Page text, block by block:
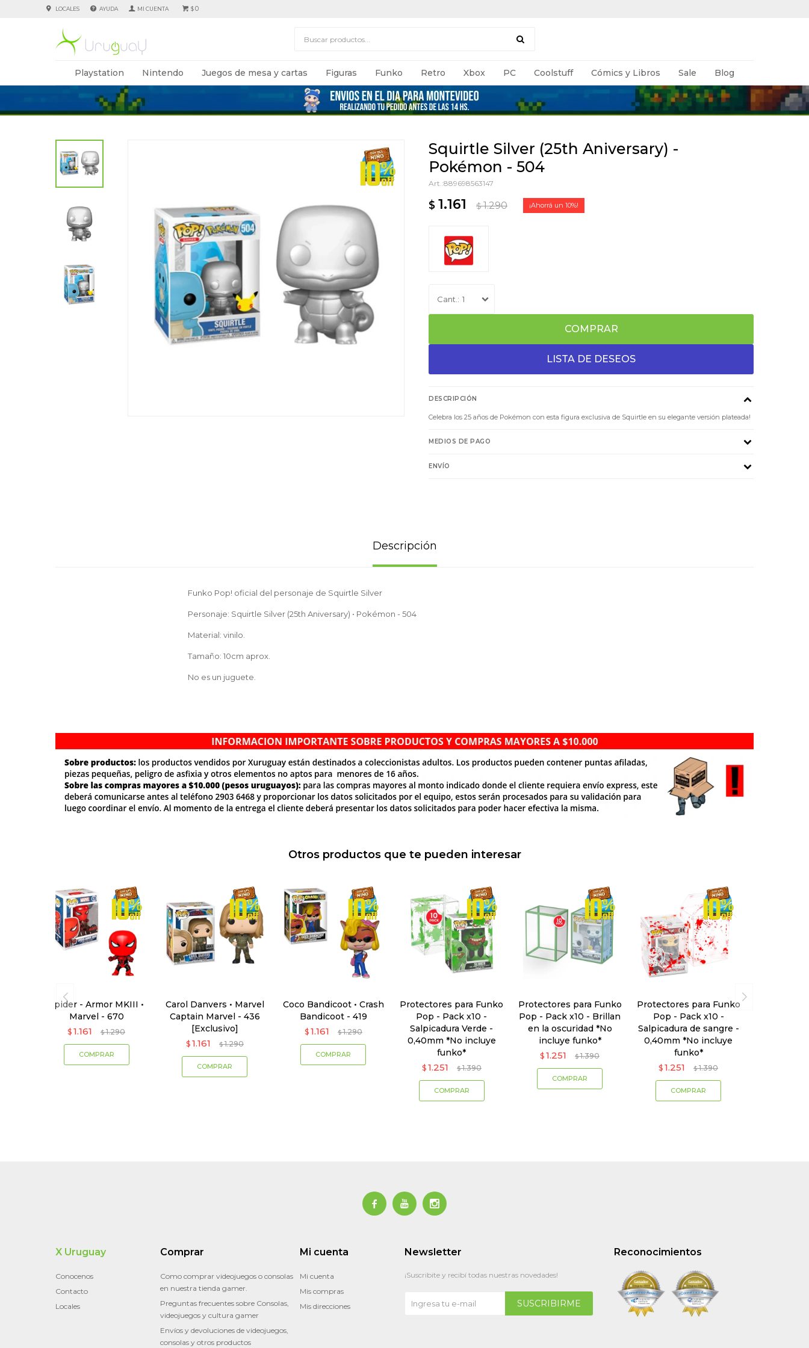
Playstation Nintendo Juegos de mesa y cartas Figuras Funko Retro Xbox PC Coolstuff Cómics y Libros Sale Blog
$0
LOCALES AYUDA
Squirtle Silver (25th Aniversary) -
Pokémon - 504
889698563147
$ 1.161 $ 1.290 10
1
COMPRAR
DESCRIPCIÓN
Celebra los 25 años de Pokémon con esta figura exclusiva de Squirtle en su elegante versión plateada!
MEDIOS DE PAGO
ENVÍO
Descripción
Funko Pop! oficial del personaje de Squirtle Silver
Personaje: Squirtle Silver (25th Aniversary) • Pokémon - 504
Material: vinilo.
Tamaño: 10cm aprox.
No es un juguete.
Otros productos que te pueden interesar
Spider - Armor MKIII •
Marvel - 670
$ 1.161 $ 1.290
Carol Danvers • Marvel
Captain Marvel - 436
[Exclusivo]
$ 1.161 $ 1.290
Coco Bandicoot • Crash
Bandicoot - 419
$ 1.161 $ 1.290
Protectores para Funko
Pop - Pack x10 -
Salpicadura Verde -
0,40mm *No incluye
funko*
$ 1.251 $ 1.390
Protectores para Funko
Pop - Pack x10 - Brillan
en la oscuridad *No
incluye funko*
$ 1.251 $ 1.390
Protectores para Funko
Pop - Pack x10 -
Salpicadura de sangre -
0,40mm *No incluye
funko*
$ 1.251 $ 1.390
  
Reconocimientos
X Uruguay
Conocenos
Contacto
Locales
Comprar
Como comprar videojuegos o consolas
en nuestra tienda gamer.
Preguntas frecuentes sobre Consolas,
videojuegos y cultura gamer
Envíos y devoluciones de videojuegos,
consolas y otros productos
Mi cuenta
Mi cuenta
Mis compras
Mis direcciones
Newsletter
¡Suscribite y recibí todas nuestras novedades!
SUSCRIBIRME